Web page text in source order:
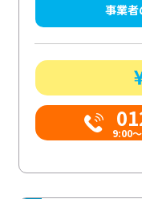
事業者
9:00